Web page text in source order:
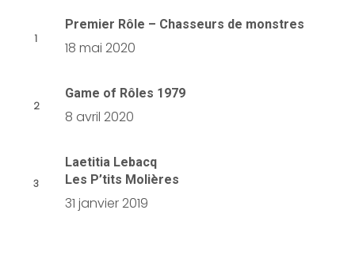
Premier Rôle – Chasseurs de monstres
18 mai 2020
Game of Rôles 1979
8 avril 2020
Laetitia Lebacq
Les P’tits Molières
31 janvier 2019